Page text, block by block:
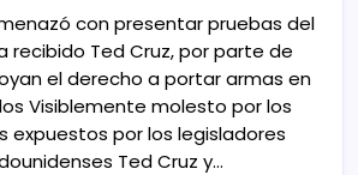
con presentar pruebas del
recibido Ted Cruz, por parte de
el derecho a portar armas en
Visiblemente molesto por los
expuestos por los legisladores
Ted Cruz y…